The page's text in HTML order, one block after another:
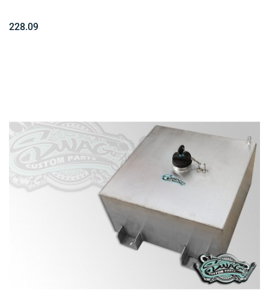
228.09